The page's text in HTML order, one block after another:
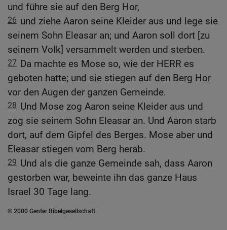
und führe sie auf den Berg Hor,
26 und ziehe Aaron seine Kleider aus und lege sie
seinem Sohn Eleasar an; und Aaron soll dort [zu
seinem Volk] versammelt werden und sterben.
27 Da machte es Mose so, wie der HERR es
geboten hatte; und sie stiegen auf den Berg Hor
vor den Augen der ganzen Gemeinde.
28 Und Mose zog Aaron seine Kleider aus und
zog sie seinem Sohn Eleasar an. Und Aaron starb
dort, auf dem Gipfel des Berges. Mose aber und
Eleasar stiegen vom Berg herab.
29 Und als die ganze Gemeinde sah, dass Aaron
gestorben war, beweinte ihn das ganze Haus
Israel 30 Tage lang.
© 2000 Genfer Bibelgesellschaft